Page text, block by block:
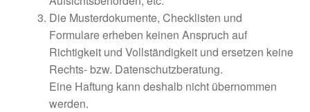
Die Musterdokumente, Checklisten und
Formulare erheben keinen Anspruch auf
Richtigkeit und Vollständigkeit und ersetzen keine
Rechts- bzw. Datenschutzberatung.
Eine Haftung kann deshalb nicht übernommen
werden.